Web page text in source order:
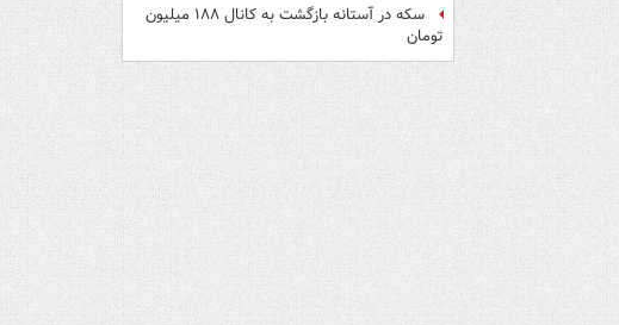
سکه در آستانه بازگشت به کانال ۱۸۸ میلیون
تومان